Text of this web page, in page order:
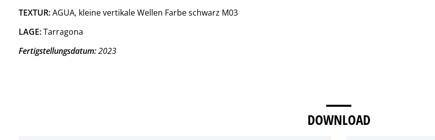
TEXTUR:AGUA, kleine vertikale Wellen Farbe schwarz M03
LAGE:Tarragona
Fertigstellungsdatum:2023
DOWNLOAD